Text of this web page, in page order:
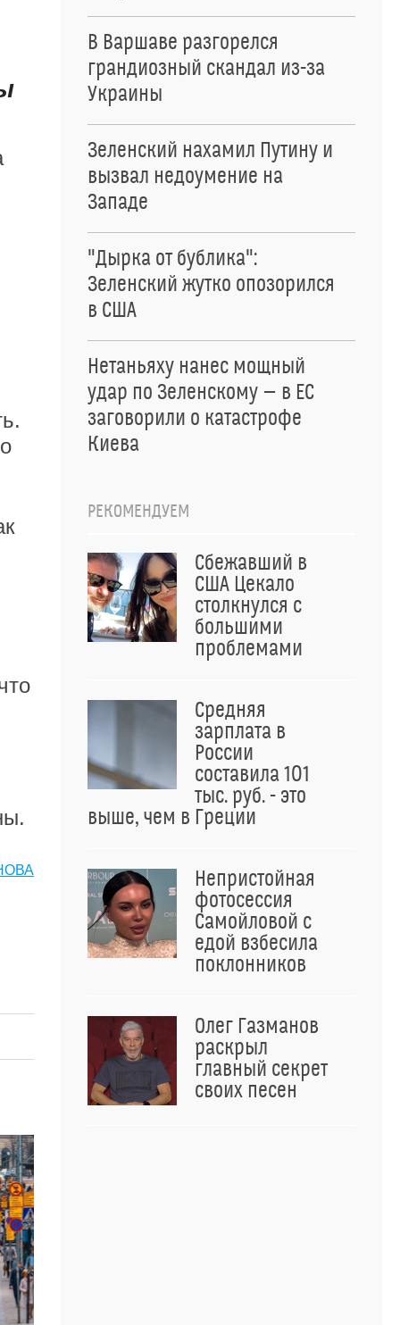
В Варшаве разгорелся
грандиозный скандал из-за
Украины
Зеленский нахамил Путину и
вызвал недоумение на
Западе
"Дырка от бублика":
Зеленский жутко опозорился
в США
Нетаньяху нанес мощный
удар по Зеленскому — в ЕС
заговорили о катастрофе
Киева
РЕКОМЕНДУЕМ
Сбежавший в
США Цекало
столкнулся с
большими
проблемами
Средняя
зарплата в
России
составила 101
тыс. руб. - это
выше, чем в Греции
Непристойная
фотосессия
Самойловой с
едой взбесила
поклонников
Олег Газманов
раскрыл
главный секрет
своих песен